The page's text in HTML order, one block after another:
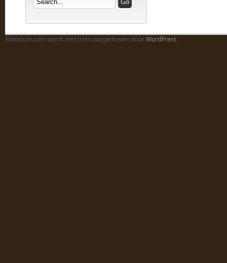
Bikkelsite.com wordt met trots aangedreven doorWordPress